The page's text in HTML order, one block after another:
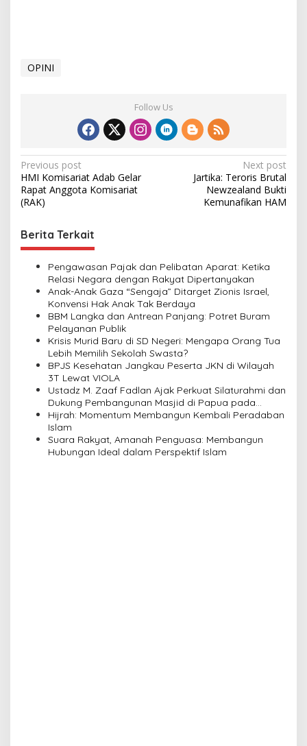
OPINI
Follow Us
P
o
s
t
n
Previous post
HMI Komisariat Adab Gelar
Rapat Anggota Komisariat
(RAK)
Next post
Jartika: Teroris Brutal
Newzealand Bukti
Kemunafikan HAM
Berita Terkait
Pengawasan Pajak dan Pelibatan Aparat: Ketika
Relasi Negara dengan Rakyat Dipertanyakan
Anak-Anak Gaza “Sengaja” Ditarget Zionis Israel,
Konvensi Hak Anak Tak Berdaya
BBM Langka dan Antrean Panjang: Potret Buram
Pelayanan Publik
Krisis Murid Baru di SD Negeri: Mengapa Orang Tua
Lebih Memilih Sekolah Swasta?
BPJS Kesehatan Jangkau Peserta JKN di Wilayah
3T Lewat VIOLA
Ustadz M. Zaaf Fadlan Ajak Perkuat Silaturahmi dan
Dukung Pembangunan Masjid di Papua pada
Pengajian Yayasan Alimbas Insan Cita
Hijrah: Momentum Membangun Kembali Peradaban
Islam
Suara Rakyat, Amanah Penguasa: Membangun
Hubungan Ideal dalam Perspektif Islam